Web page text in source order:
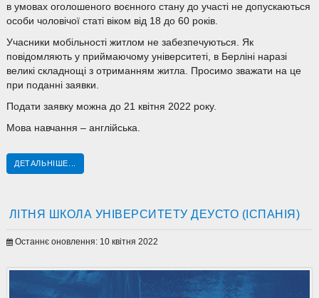
в умовах оголошеного воєнного стану до участі не допускаються
особи чоловічої статі віком від 18 до 60 років.
Учасники мобільності житлом не забезпечуються. Як
повідомляють у приймаючому університеті, в Берліні наразі
великі складнощі з отриманням житла. Просимо зважати на це
при поданні заявки.
Подати заявку можна до 21 квітня 2022 року.
Мова навчання – англійська.
ДЕТАЛЬНІШЕ...
ЛІТНЯ ШКОЛА УНІВЕРСИТЕТУ ДЕУСТО (ІСПАНІЯ)
Останнє оновлення: 10 квітня 2022